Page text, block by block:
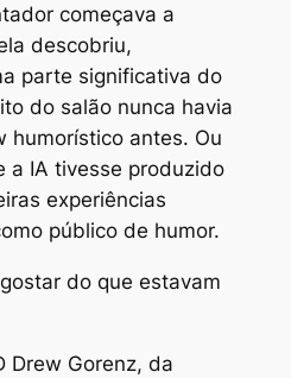
começava a
descobriu,
parte significativa do
do salão nunca havia
humorístico antes. Ou
a IA tivesse produzido
experiências
público de humor.
do que estavam
Drew Gorenz, da